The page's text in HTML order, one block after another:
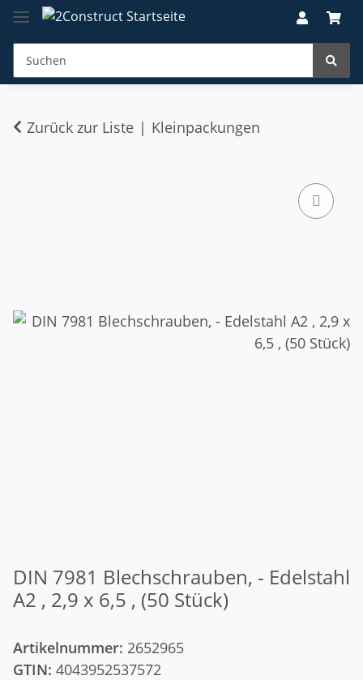
Zurück zur Liste Kleinpackungen
DIN 7981 Blechschrauben, - Edelstahl
A2 , 2,9 x 6,5 , (50 Stück)
Artikelnummer: 2652965
GTIN: 4043952537572